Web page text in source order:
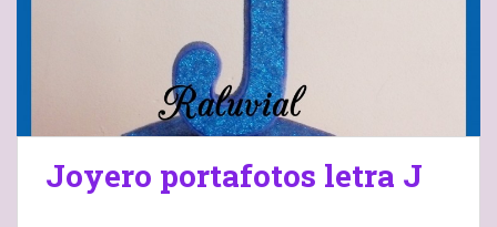
Joyero portafotos letra J